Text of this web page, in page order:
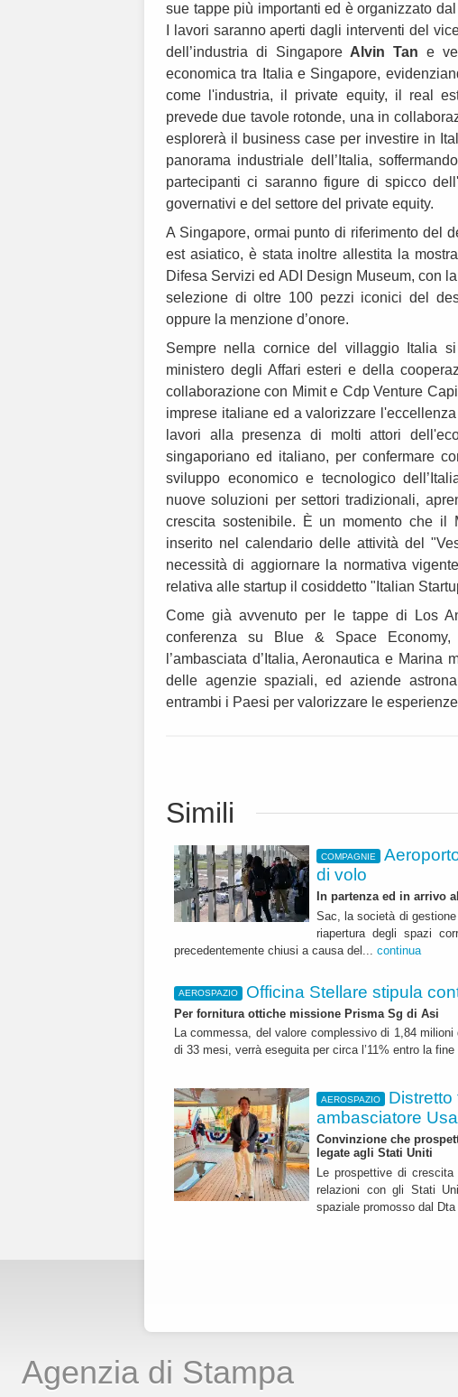
sue tappe più importanti ed è organizzato
I lavori saranno aperti dagli interventi del
dell’industria di Singapore Alvin Tan e
economica tra Italia e Singapore,
come l'industria, il private equity, il real
prevede due tavole rotonde, una in
esplorerà il business case per investire in
panorama industriale dell’Italia,
partecipanti ci saranno figure di spicco
governativi e del settore del private equity.
A Singapore, ormai punto di riferimento del
est asiatico, è stata inoltre allestita la
Difesa Servizi ed ADI Design Museum, con
selezione di oltre 100 pezzi iconici del
oppure la menzione d’onore.
Sempre nella cornice del villaggio Italia
ministero degli Affari esteri e della
collaborazione con Mimit e Cdp Venture
imprese italiane ed a valorizzare
lavori alla presenza di molti attori
singaporiano ed italiano, per confermare
sviluppo economico e tecnologico
nuove soluzioni per settori tradizionali,
crescita sostenibile. È un momento che il
inserito nel calendario delle attività del
necessità di aggiornare la normativa
relativa alle startup il cosiddetto "Italian
Come già avvenuto per le tappe di Los
conferenza su Blue & Space
l’ambasciata d’Italia, Aeronautica e
delle agenzie spaziali, ed aziende
entrambi i Paesi per valorizzare le
Simili
COMPAGNIE
di volo
In partenza ed in arrivo
Sac, la società di
riapertura degli spazi
precedentemente chiusi a causa del... continua
AEROSPAZIO Officina Stellare stipula
Per fornitura ottiche missione Prisma Sg di Asi
La commessa, del valore complessivo di 1,84
di 33 mesi, verrà eseguita per circa l’11% entro la fine
AEROSPAZIO
ambasciatore
Convinzione che
legate agli Stati Uniti
Le prospettive di
relazioni con gli Stati
spaziale promosso dal Dta
Agenzia di Stampa